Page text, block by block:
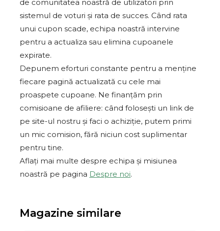
de comunitatea noastră de utilizatori prin
sistemul de voturi și rata de succes. Când rata
unui cupon scade, echipa noastră intervine
pentru a actualiza sau elimina cupoanele
expirate.
Depunem eforturi constante pentru a menține
fiecare pagină actualizată cu cele mai
proaspete cupoane. Ne finanțăm prin
comisioane de afiliere: când folosești un link de
pe site-ul nostru și faci o achiziție, putem primi
un mic comision, fără niciun cost suplimentar
pentru tine.
Aflați mai multe despre echipa și misiunea
noastră pe pagina Despre noi.
Magazine similare